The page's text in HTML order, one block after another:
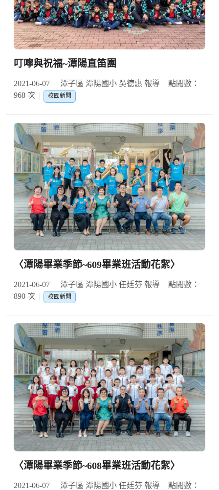
叮嚀與祝福~潭陽直笛團
2021-06-07 潭子區 潭陽國小 吳德惠 報導
點閱數：
968 次
校園新聞
〈潭陽畢業季節~609畢業班活動花絮〉
2021-06-07 潭子區 潭陽國小 任廷芬 報導
點閱數：
890 次
校園新聞
〈潭陽畢業季節~608畢業班活動花絮〉
2021-06-07 潭子區 潭陽國小 任廷芬 報導
點閱數：